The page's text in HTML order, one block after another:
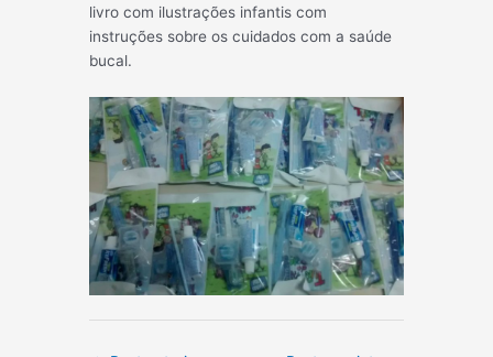
livro com ilustrações infantis com
instruções sobre os cuidados com a saúde
bucal.